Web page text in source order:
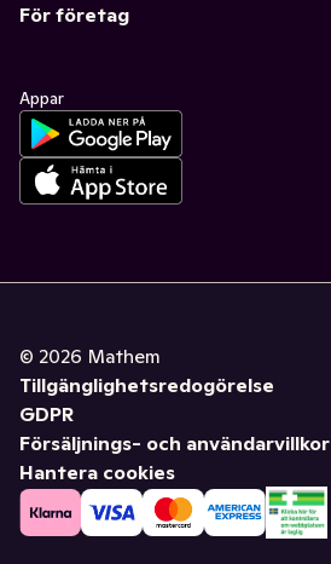
För företag
Appar
© 2026 Mathem
Tillgänglighetsredogörelse
GDPR
Försäljnings- och användarvillkor
Hantera cookies